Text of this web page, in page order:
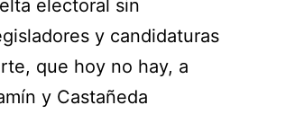
electoral sin
y candidaturas
que hoy no hay, a
y Castañeda